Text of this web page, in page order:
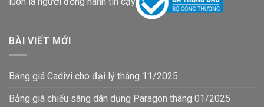
BÀI VIẾT MỚI
Bảng giá Cadivi cho đại lý tháng 11/2025
Bảng giá chiếu sáng dân dụng Paragon tháng 01/2025